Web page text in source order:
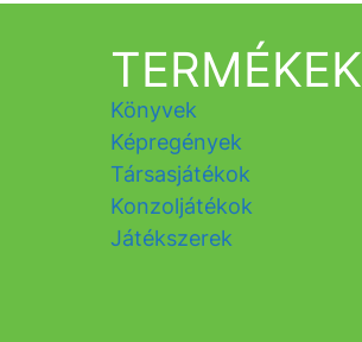
TERMÉKEK
Könyvek
Képregények
Társasjátékok
Konzoljátékok
Játékszerek